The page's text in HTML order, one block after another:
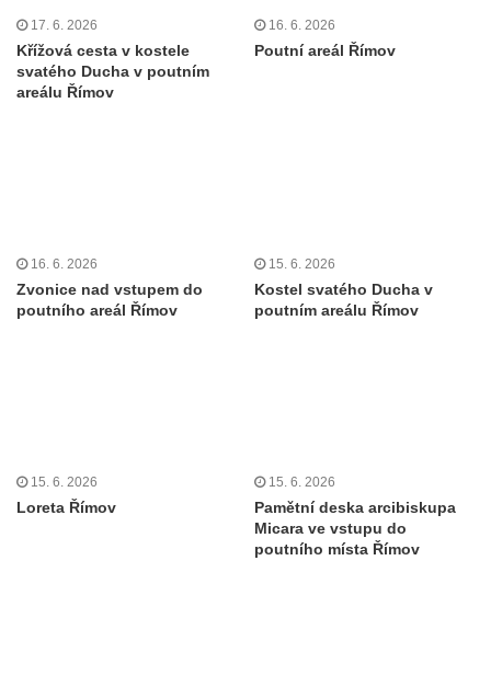
17. 6. 2026
Křížová cesta v kostele
svatého Ducha v poutním
areálu Římov
16. 6. 2026
Poutní areál Římov
16. 6. 2026
Zvonice nad vstupem do
poutního areál Římov
15. 6. 2026
Kostel svatého Ducha v
poutním areálu Římov
15. 6. 2026
Loreta Římov
15. 6. 2026
Pamětní deska arcibiskupa
Micara ve vstupu do
poutního místa Římov